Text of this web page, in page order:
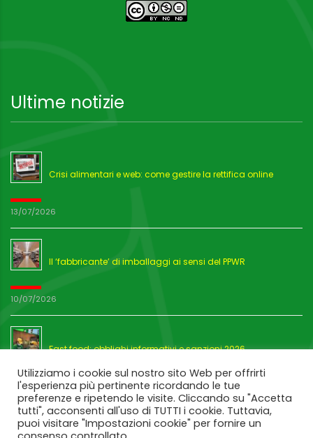
Ultime notizie
Crisi alimentari e web: come gestire la rettifica online
13/07/2026
Il ‘fabbricante’ di imballaggi ai sensi del PPWR
10/07/2026
Fast food: obblighi informativi e sanzioni 2026
03/07/2026
Utilizziamo i cookie sul nostro sito Web per offrirti
l'esperienza più pertinente ricordando le tue
preferenze e ripetendo le visite. Cliccando su "Accetta
tutti", acconsenti all'uso di TUTTI i cookie. Tuttavia,
puoi visitare "Impostazioni cookie" per fornire un